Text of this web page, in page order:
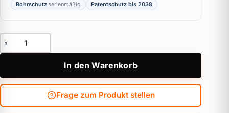
Bohrschutzserienmäßig Patentschutz bis 2038
Vorhangschloss ABUS MagTec.1500 Menge
In den Warenkorb
Frage zum Produkt stellen